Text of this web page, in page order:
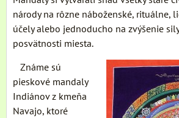
národy na rôzne náboženské, rituálne,
účely alebo jednoducho na zvýšenie
posvätnosti miesta.
Známe sú
pieskové mandaly
Indiánov z kmeňa
Navajo, ktoré